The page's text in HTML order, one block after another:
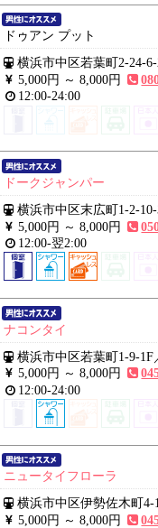
ドゥアン プット
横浜市中区若葉町2-24-
5,000円 ～8,000円
12:00-24:00
ドークジャンパー
横浜市中区末広町1-2-
5,000円 ～8,000円
12:00-翌2:00
ナコンタイ
横浜市中区若葉町1-9-1F
5,000円 ～8,000円
12:00-24:00
ニュータイフローラ
横浜市中区伊勢佐木町4-
5,000円 ～8,000円